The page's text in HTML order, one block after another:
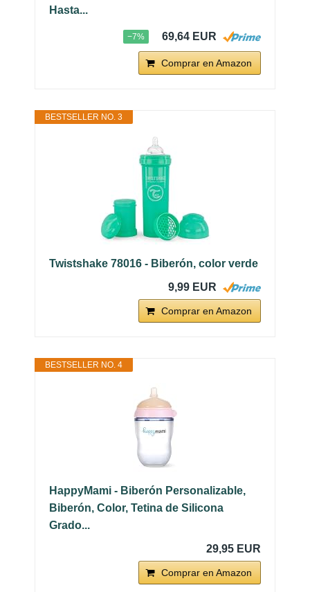
Hasta...
−7% 69,64 EUR
Comprar en Amazon
BESTSELLER NO. 3
Twistshake 78016 - Biberón, color verde
9,99 EUR
Comprar en Amazon
BESTSELLER NO. 4
HappyMami - Biberón Personalizable,
Biberón, Color, Tetina de Silicona
Grado...
29,95 EUR
Comprar en Amazon